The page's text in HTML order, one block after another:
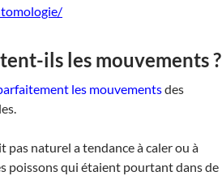
ils les mouvements ?
les mouvementsdes
naturel a tendance à caler ou à
poissons qui étaient pourtant dans de